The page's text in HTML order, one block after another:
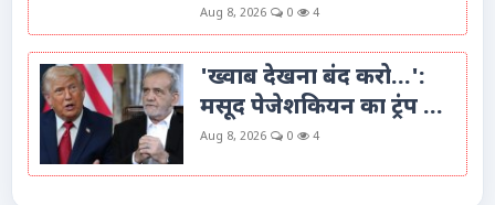
Aug 8, 2026 0 4
'ख्वाब देखना बंद करो...':
मसूद पेजेशकियन का ट्रंप ...
Aug 8, 2026 0 4